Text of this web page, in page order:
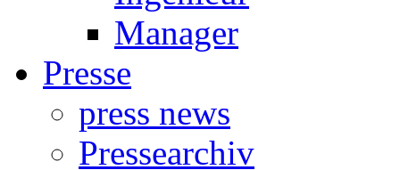
Manager
Presse
press news
Pressearchiv